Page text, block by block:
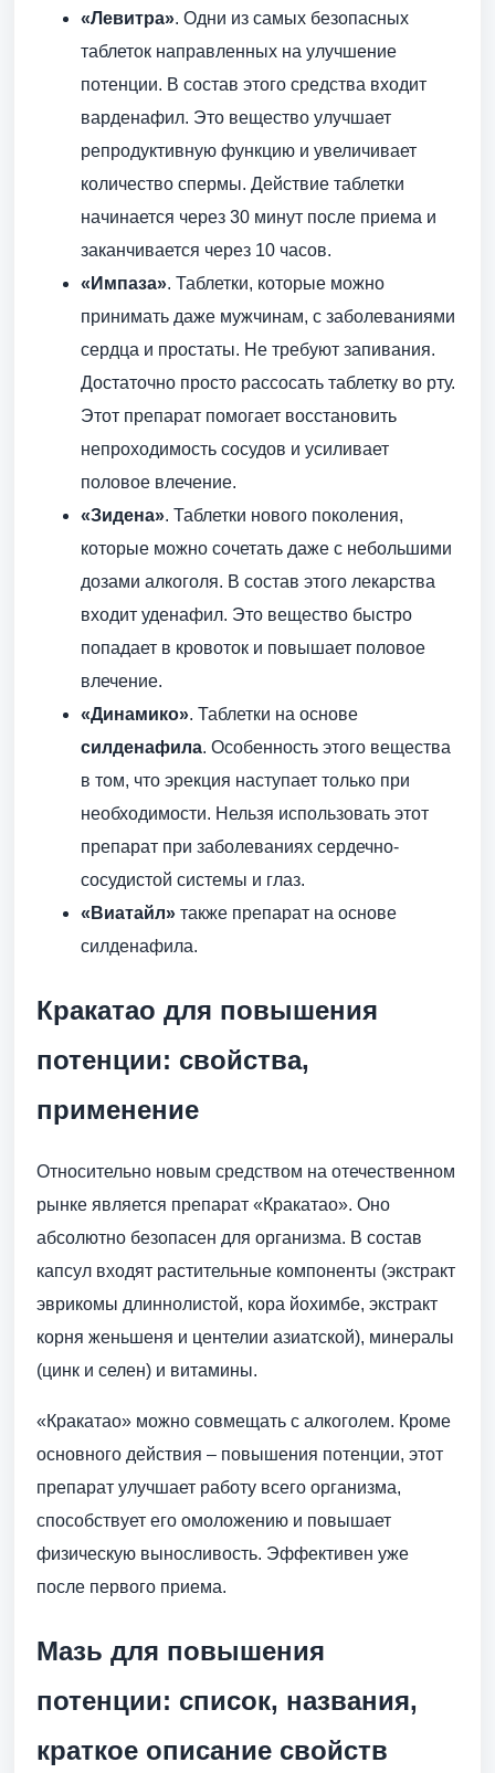
«Левитра». Одни из самых безопасных
таблеток направленных на улучшение
потенции. В состав этого средства входит
варденафил. Это вещество улучшает
репродуктивную функцию и увеличивает
количество спермы. Действие таблетки
начинается через 30 минут после приема и
заканчивается через 10 часов.
«Импаза». Таблетки, которые можно
принимать даже мужчинам, с заболеваниями
сердца и простаты. Не требуют запивания.
Достаточно просто рассосать таблетку во рту.
Этот препарат помогает восстановить
непроходимость сосудов и усиливает
половое влечение.
«Зидена». Таблетки нового поколения,
которые можно сочетать даже с небольшими
дозами алкоголя. В состав этого лекарства
входит уденафил. Это вещество быстро
попадает в кровоток и повышает половое
влечение.
«Динамико». Таблетки на основе
силденафила. Особенность этого вещества
в том, что эрекция наступает только при
необходимости. Нельзя использовать этот
препарат при заболеваниях сердечно-
сосудистой системы и глаз.
«Виатайл» также препарат на основе
силденафила.
Кракатао для повышения
потенции: свойства,
применение
Относительно новым средством на отечественном
рынке является препарат «Кракатао». Оно
абсолютно безопасен для организма. В состав
капсул входят растительные компоненты (экстракт
эврикомы длиннолистой, кора йохимбе, экстракт
корня женьшеня и центелии азиатской), минералы
(цинк и селен) и витамины.
«Кракатао» можно совмещать с алкоголем. Кроме
основного действия – повышения потенции, этот
препарат улучшает работу всего организма,
способствует его омоложению и повышает
физическую выносливость. Эффективен уже
после первого приема.
Мазь для повышения
потенции: список, названия,
краткое описание свойств